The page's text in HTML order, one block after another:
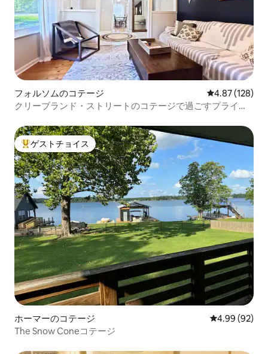
フォルソムのコテージ レビュー128
4.87 (128)
クリーブランド・ストリートのコテージで過ごすプライベ
大好評のゲストチョイスです。
ゲストチョイス
ホーマーのコテージ レビュー92
4.99 (92)
The Snow Coneコテージ